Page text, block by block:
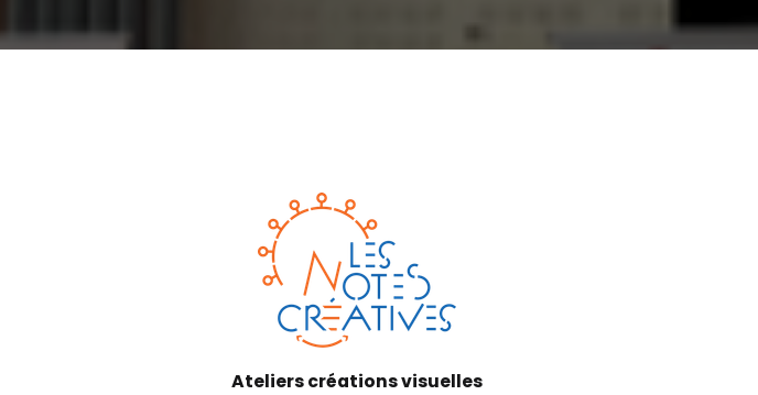
Ateliers créations visuelles